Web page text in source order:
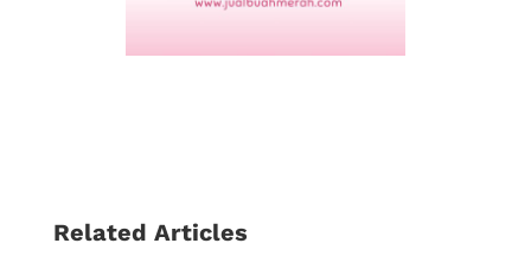
Related Articles